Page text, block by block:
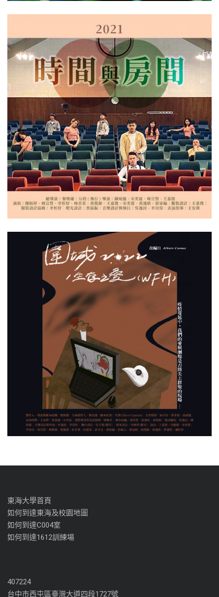
東海大學首頁
如何到達東海及校園地圖
如何到達C004室
如何到達1612訓練場
407224
台中市西屯區臺灣大道四段1727號